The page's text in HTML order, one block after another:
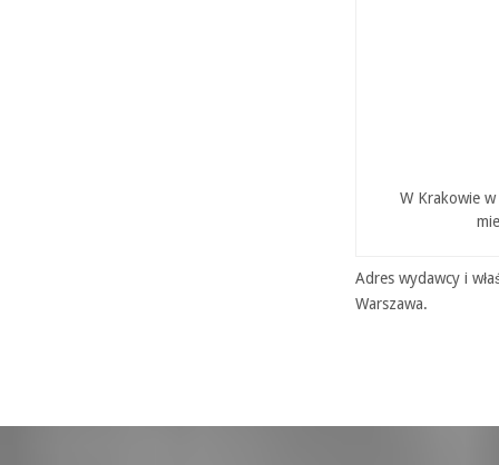
W Krakowie
Adres wydawcy i
Warszawa.